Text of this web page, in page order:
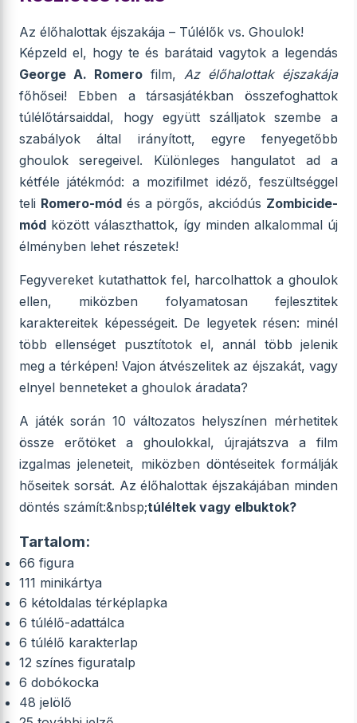
Az élőhalottak éjszakája – Túlélők vs. Ghoulok!
Képzeld el, hogy te és barátaid vagytok a legendás
George A. Romero film, Az élőhalottak éjszakája
főhősei! Ebben a társasjátékban összefoghattok
túlélőtársaiddal, hogy együtt szálljatok szembe a
szabályok által irányított, egyre fenyegetőbb
ghoulok seregeivel. Különleges hangulatot ad a
kétféle játékmód: a mozifilmet idéző, feszültséggel
teli Romero-módés a pörgős, akciódús Zombicide-
mód között választhattok, így minden alkalommal új
élményben lehet részetek!
Fegyvereket kutathattok fel, harcolhattok a ghoulok
ellen, miközben folyamatosan fejlesztitek
karaktereitek képességeit. De legyetek résen: minél
több ellenséget pusztítotok el, annál több jelenik
meg a térképen! Vajon átvészelitek az éjszakát, vagy
elnyel benneteket a ghoulok áradata?
A játék során 10 változatos helyszínen mérhetitek
össze erőtöket a ghoulokkal, újrajátszva a film
izgalmas jeleneteit, miközben döntéseitek formálják
hőseitek sorsát. Az élőhalottak éjszakájában minden
döntés számít:&nbsp;túléltek vagy elbuktok?
Tartalom:
66 figura
111 minikártya
6 kétoldalas térképlapka
6 túlélő-adattálca
6 túlélő karakterlap
12 színes figuratalp
6 dobókocka
48 jelölő